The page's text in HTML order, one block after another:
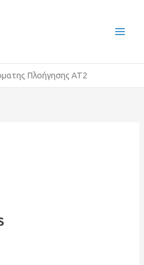
Πλοήγησης AT2